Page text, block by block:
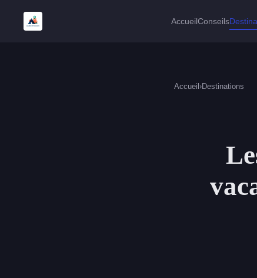
AccueilConseils
Accueil ›Destinations